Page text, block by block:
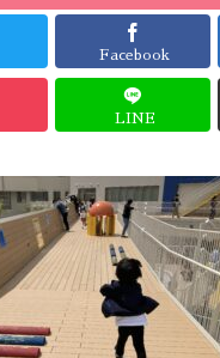
Facebook
LINE